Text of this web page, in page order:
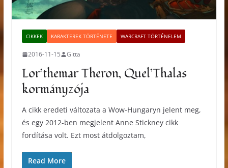
CIKKEK KARAKTEREK TÖRTÉNETE WARCRAFT TÖRTÉNELEM
2016-11-15 Gitta
Lor’themar Theron, Quel’Thalas
kormányzója
A cikk eredeti változata a Wow-Hungaryn jelent meg,
és egy 2012-ben megjelent Anne Stickney cikk
fordítása volt. Ezt most átdolgoztam,
Read More